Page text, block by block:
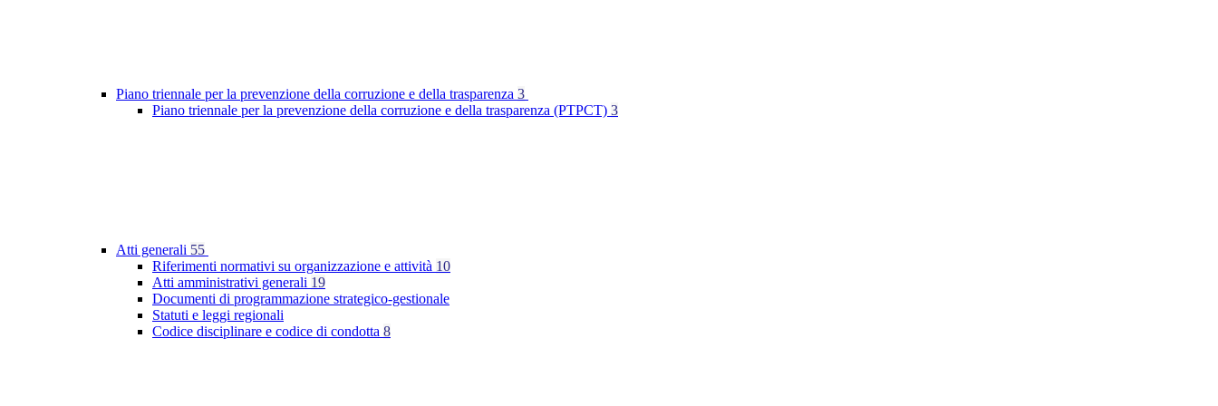
Piano triennale per la prevenzione della corruzione e della trasparenza 3
Piano triennale per la prevenzione della corruzione e della trasparenza (PTPCT) 3
Atti generali 55
Riferimenti normativi su organizzazione e attività 10
Atti amministrativi generali 19
Documenti di programmazione strategico-gestionale
Statuti e leggi regionali
Codice disciplinare e codice di condotta 8